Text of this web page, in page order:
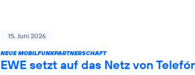
15. Juni 2026
NEUE MOBILFUNKPARTNERSCHAFT
EWE setzt auf das Netz von